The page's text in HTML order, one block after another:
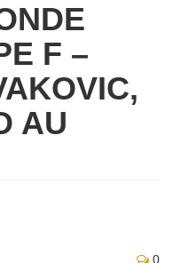
F –
AU
0